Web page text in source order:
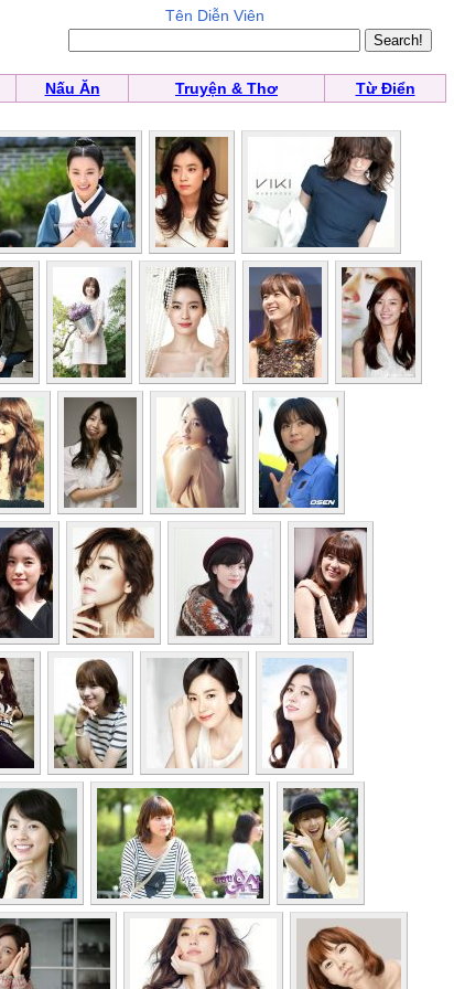
Tên Diễn Viên
Nấu Ăn Truyện & Thơ Từ Điển